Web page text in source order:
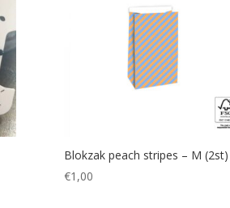
Blokzak peach stripes – M (2st)
€1,00